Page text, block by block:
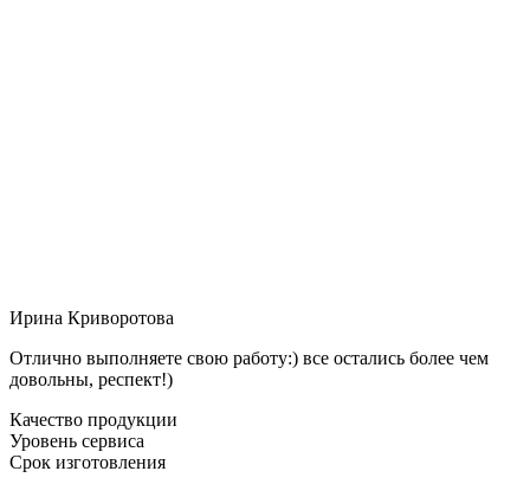
Ирина Криворотова
Отлично выполняете свою работу:) все остались более чем
довольны, респект!)
Качество продукции
Уровень сервиса
Срок изготовления